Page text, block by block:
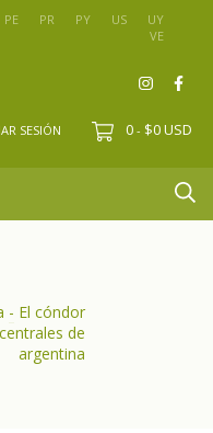
PE PR PY US
UY
VE
SESIÓN 0 - $0 USD
- El cóndor
de
argentina